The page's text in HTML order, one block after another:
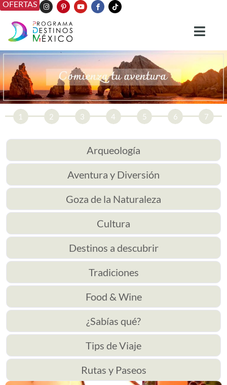
OFERTAS
1 2 3 4 5 6 7
Arqueología
Aventura y Diversión
Goza de la Naturaleza
Cultura
Destinos a descubrir
Tradiciones
Food & Wine
¿Sabías qué?
Tips de Viaje
Rutas y Paseos